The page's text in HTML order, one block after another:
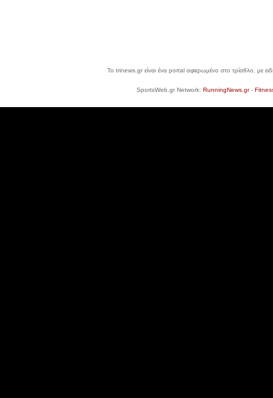
Το trinews.gr είναι ένα portal αφιερωμένο στο τρίαθλο, με
SportsWeb.gr Network: RunningNews.gr-